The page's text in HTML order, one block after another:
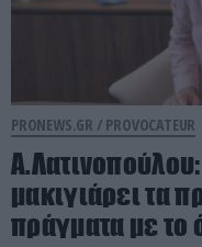
PRONEWS.GR / PROVOCATEUR
μακιγιάρει τα
πράγματα με το